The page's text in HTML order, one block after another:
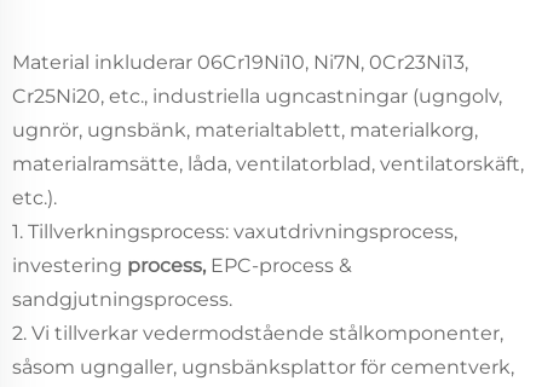
Material inkluderar 06Cr19Ni10, Ni7N, 0Cr23Ni13,
Cr25Ni20, etc., industriella ugncastningar (ugngolv,
ugnrör, ugnsbänk, materialtablett, materialkorg,
materialramsätte, låda, ventilatorblad, ventilatorskäft,
etc.).
1. Tillverkningsprocess: vaxutdrivningsprocess,
investering process, EPC-process &
sandgjutningsprocess.
2. Vi tillverkar vedermodstående stålkomponenter,
såsom ugngaller, ugnsbänksplattor för cementverk,